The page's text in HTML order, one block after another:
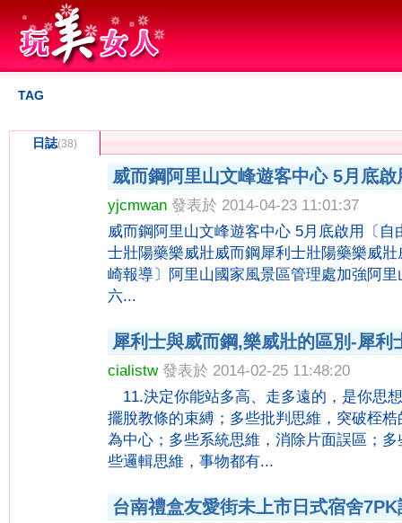
TAG
日誌(38)
威而鋼阿里山文峰遊客中心 5月底啟
yjcmwan 發表於 2014-04-23 11:01:37
威而鋼阿里山文峰遊客中心 5月底啟用〔
士壯陽藥樂威壯威而鋼犀利士壯陽藥樂威
崎報導〕阿里山國家風景區管理處加強阿
六...
犀利士與威而鋼,樂威壯的區別-犀利
cialistw發表於 2014-02-25 11:48:20
11.決定你能站多高、走多遠的，是你思
擺脫教條的束縛；多些批判思維，突破桎
為中心；多些系統思維，消除片面誤區；
些邏輯思維，事物都有...
台南禮盒友愛街未上市日式宿舍